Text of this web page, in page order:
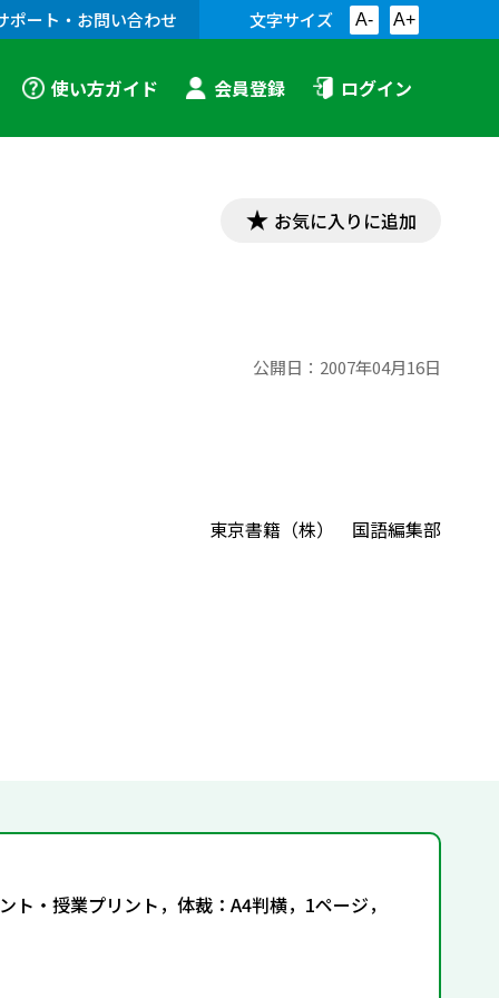
ポート・お問い合わせ 文字サイズ A- A+
使い方ガイド 会員登録 ログイン
お気に入りに追加
公開日： 2007年04月16日
東京書籍（株） 国語編集部
・授業プリント，体裁：A4判横，1ページ，